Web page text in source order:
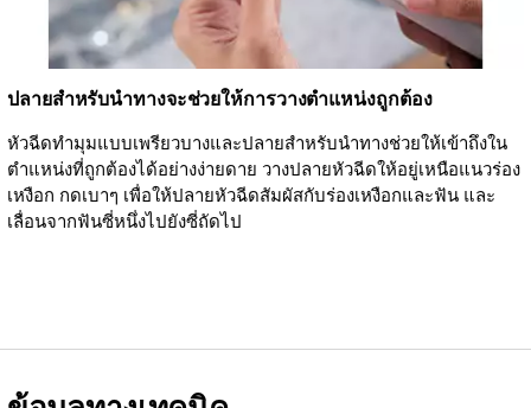
ปลายสำหรับนำทางจะช่วยให้การวางตำแหน่งถูกต้อง
หัวฉีดทำมุมแบบเพรียวบางและปลายสำหรับนำทางช่วยให้เข้าถึงใน
ตำแหน่งที่ถูกต้องได้อย่างง่ายดาย วางปลายหัวฉีดให้อยู่เหนือแนวร่อง
เหงือก กดเบาๆ เพื่อให้ปลายหัวฉีดสัมผัสกับร่องเหงือกและฟัน และ
เลื่อนจากฟันซี่หนึ่งไปยังซี่ถัดไป